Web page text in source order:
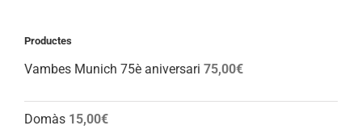
Productes
Vambes Munich 75è aniversari 75,00€
Domàs 15,00€